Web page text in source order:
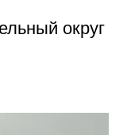
округ